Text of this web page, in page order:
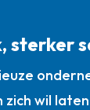
sterker
wil